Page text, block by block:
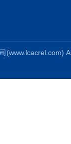
司